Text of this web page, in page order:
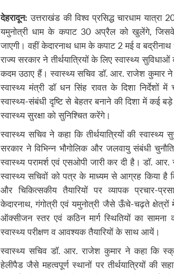
देहरादून: उत्तराखंड की विश्व प्रसिद्ध चारधाम यात्रा
यमुनोत्री धाम के कपाट 30 अप्रैल को खुलेंगे,
जाएगी। वहीं केदारनाथ धाम के कपाट 2 मई व
राज्य सरकार ने तीर्थयात्रियों के लिए स्वास्थ्य
कदम उठाए हैं। स्वास्थ्य सचिव डॉ. आर. राजेश कुमार ने
स्वास्थ्य मंत्री डॉ धन सिंह रावत के दिशा निर्देशों में
स्वास्थ्य-संबंधी दृष्टि से बेहतर बनाने की दिशा में कई बड़े
स्वास्थ्य सुरक्षा को सुनिश्चित करेंगे।
स्वास्थ्य सचिव ने कहा कि तीर्थयात्रियों की स्वास्थ्य
सरकार ने विभिन्न भौगोलिक और जलवायु संबंधी
स्वास्थ्य परामर्श एवं एसओपी जारी कर दी है। डॉ. आर.
स्वास्थ्य सचिवों को पत्र के माध्यम से आग्रह किया है
और चिकित्सकीय तैयारियों पर व्यापक प्रचार-
केदारनाथ, गंगोत्री एवं यमुनोत्री जैसे ऊँचे-चढ़ते क्षेत्रों
ऑक्सीजन स्तर एवं कठिन मार्ग स्थितियों का सामना
स्वास्थ्य परीक्षण व आवश्यक तैयारियों के साथ आयें।
स्वास्थ्य सचिव डॉ. आर. राजेश कुमार ने कहा कि
हेलीपैड जैसे महत्वपूर्ण स्थानों पर तीर्थयात्रियों की